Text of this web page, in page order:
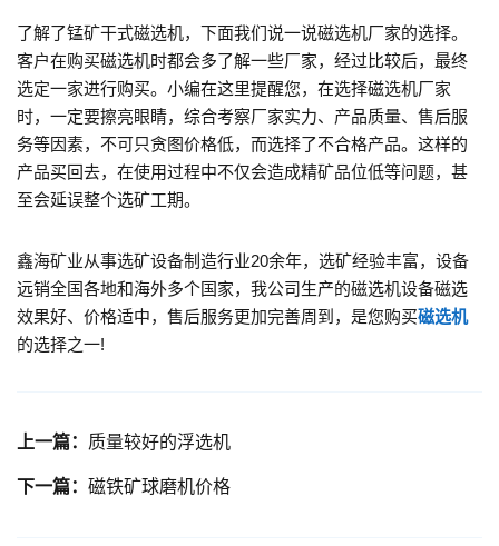
了解了锰矿干式磁选机，下面我们说一说磁选机厂家的选择。
客户在购买磁选机时都会多了解一些厂家，经过比较后，最终
选定一家进行购买。小编在这里提醒您，在选择磁选机厂家
时，一定要擦亮眼睛，综合考察厂家实力、产品质量、售后服
务等因素，不可只贪图价格低，而选择了不合格产品。这样的
产品买回去，在使用过程中不仅会造成精矿品位低等问题，甚
至会延误整个选矿工期。
鑫海矿业从事选矿设备制造行业20余年，选矿经验丰富，设备
远销全国各地和海外多个国家，我公司生产的磁选机设备磁选
效果好、价格适中，售后服务更加完善周到，是您购买磁选机
的选择之一!
上一篇： 质量较好的浮选机
下一篇： 磁铁矿球磨机价格